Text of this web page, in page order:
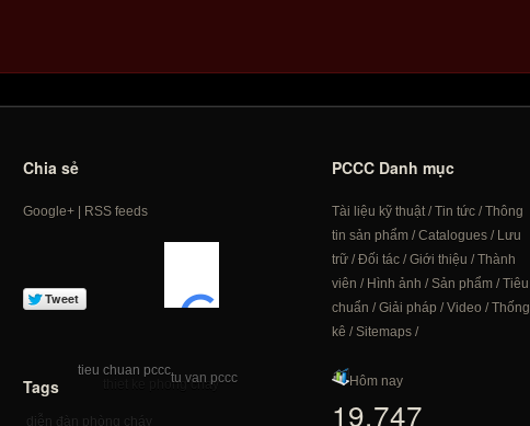
Chia sẻ
Google+| RSS feeds
Tags
tieu chuan pccc
tu van pccc
diễn đàn phòng cháy
thiet ke phong chay
PCCC Danh mục
Tài liệu kỹ thuật/Tin tức/Thông
tin sản phẩm/Catalogues/ Lưu
trữ/Đối tác/Giới thiệu /Thành
viên / Hình ảnh /Sản phẩm/Tiêu
chuẩn /Giải pháp /Video /Thống
kê /Sitemaps/
Hôm nay
19,747